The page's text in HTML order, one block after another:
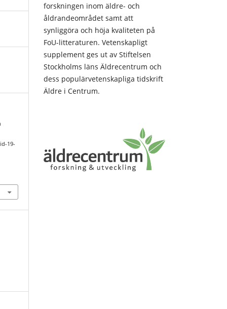
19-
forskningen inom äldre- och
åldrandeområdet samt att
synliggöra och höja kvaliteten på
FoU-litteraturen. Vetenskapligt
supplement ges ut av Stiftelsen
Stockholms läns Äldrecentrum och
dess populärvetenskapliga tidskrift
Äldre i Centrum.